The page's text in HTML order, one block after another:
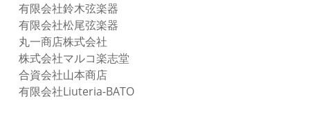
有限会社鈴木弦楽器
有限会社松尾弦楽器
丸一商店株式会社
株式会社マルコ楽志堂
合資会社山本商店
有限会社Liuteria-BATO